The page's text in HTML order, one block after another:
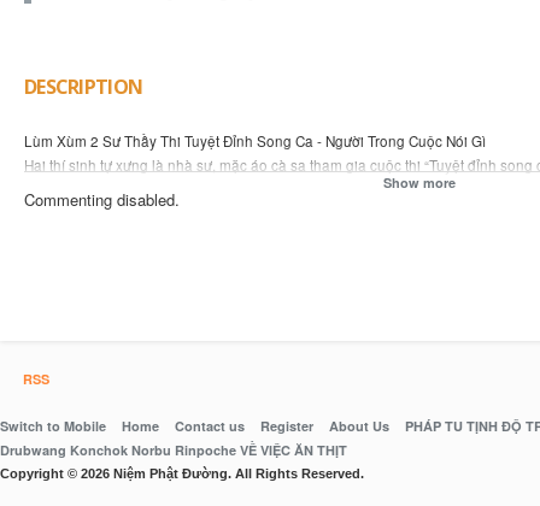
DESCRIPTION
Lùm Xùm 2 Sư Thầy Thi Tuyệt Đỉnh Song Ca - Người Trong Cuộc Nói Gì
Hai thí sinh tự xưng là nhà sư, mặc áo cà sa tham gia cuộc thi “Tuyệt đỉnh
========================================= ===
Show more
Commenting disabled.
RSS
Switch to Mobile Home Contact us Register About Us
PHÁP TU TỊNH ĐỘ
Drubwang Konchok Norbu Rinpoche VỀ VIỆC ĂN THỊT
Copyright © 2026 Niệm Phật Đường. All Rights Reserved.